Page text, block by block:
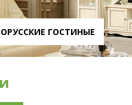
ГОСТИНЫЕ